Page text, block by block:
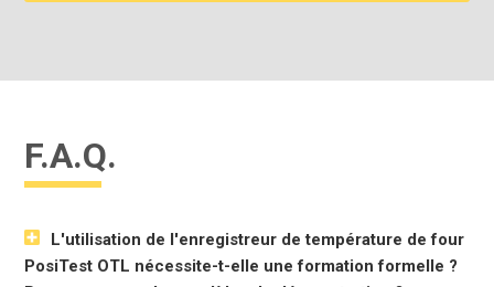
F.A.Q.
L'utilisation de l'enregistreur de température de four
PosiTest OTL nécessite-t-elle une formation formelle ?